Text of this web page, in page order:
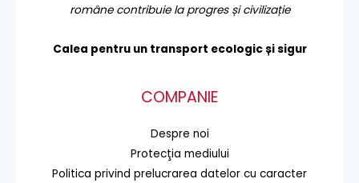
române contribuie la progres și civilizație
Calea pentru un transport ecologic și sigur
COMPANIE
Despre noi
Protecţia mediului
Politica privind prelucrarea datelor cu caracter